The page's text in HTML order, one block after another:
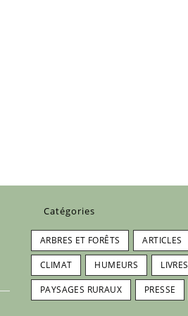
Catégories
ARBRES ET FORÊTS ARTICLES
CLIMAT HUMEURS LIVRES
PAYSAGES RURAUX PRESSE